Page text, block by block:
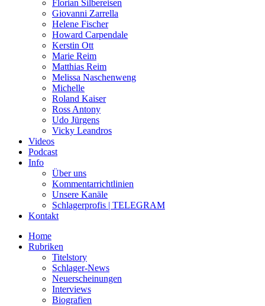
Florian Silbereisen
Giovanni Zarrella
Helene Fischer
Howard Carpendale
Kerstin Ott
Marie Reim
Matthias Reim
Melissa Naschenweng
Michelle
Roland Kaiser
Ross Antony
Udo Jürgens
Vicky Leandros
Videos
Podcast
Info
Über uns
Kommentarrichtlinien
Unsere Kanäle
Schlagerprofis | TELEGRAM
Kontakt
Home
Rubriken
Titelstory
Schlager-News
Neuerscheinungen
Interviews
Biografien